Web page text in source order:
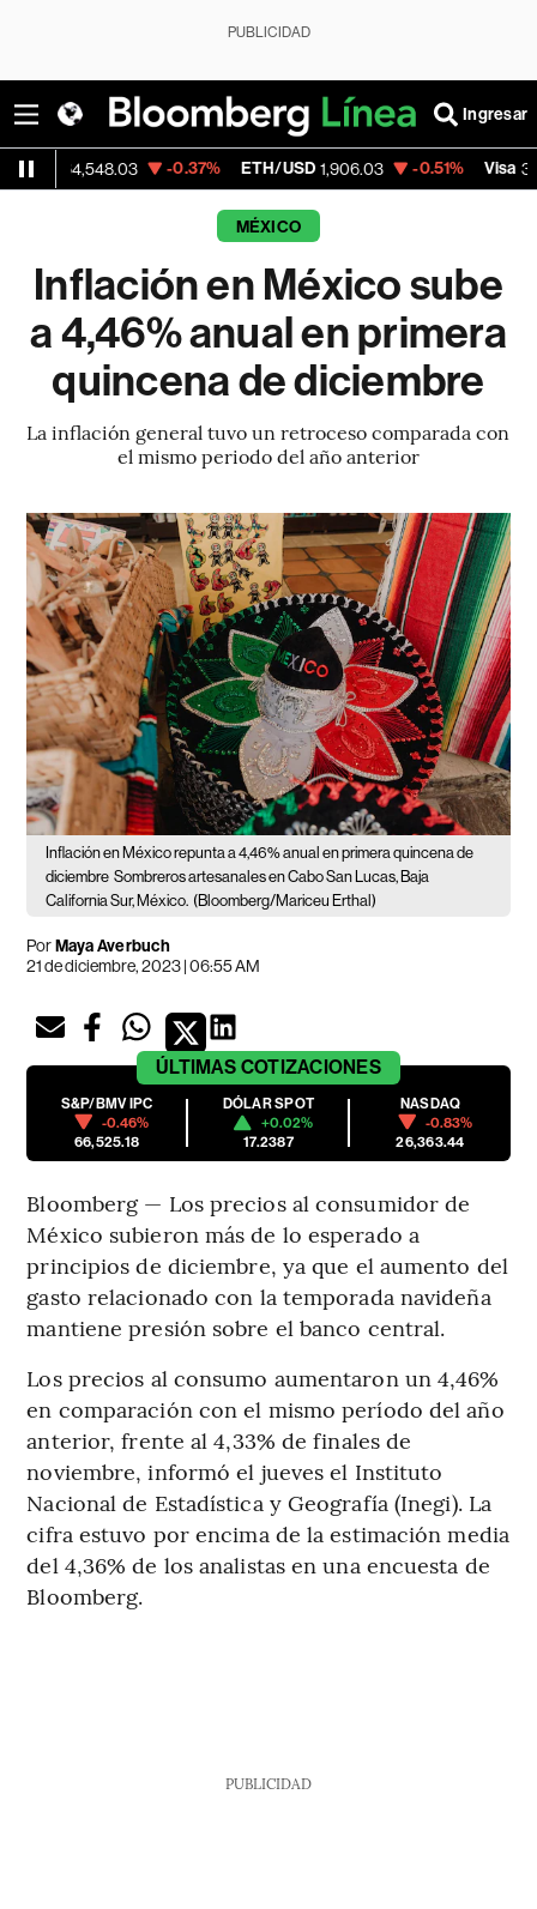
PUBLICIDAD
Ingresar
-0.37% ETH/USD 1,906.03 -0.51% Visa 368.54 -
MÉXICO
Inflación en México sube
a 4,46% anual en primera
quincena de diciembre
La inflación general tuvo un retroceso comparada con
el mismo periodo del año anterior
Inflación en México repunta a 4,46% anual en primera quincena de
diciembre Sombreros artesanales en Cabo San Lucas, Baja
California Sur, México. (Bloomberg/Mariceu Erthal)
PorMaya Averbuch
21 de diciembre, 2023 | 06:55 AM
ÚLTIMAS COTIZACIONES
S&P/BMV IPC
-0.46%
66,525.18
DÓLAR SPOT
+0.02%
17.2387
NASDAQ
-0.83%
26,363.44
Bloomberg — Los precios al consumidor de
México subieron más de lo esperado a
principios de diciembre, ya que el aumento del
gasto relacionado con la temporada navideña
mantiene presión sobre el banco central.
Los precios al consumo aumentaron un 4,46%
en comparación con el mismo período del año
anterior, frente al 4,33% de finales de
noviembre, informó el jueves el Instituto
Nacional de Estadística y Geografía (Inegi). La
cifra estuvo por encima de la estimación media
del 4,36% de los analistas en una encuesta de
Bloomberg.
PUBLICIDAD